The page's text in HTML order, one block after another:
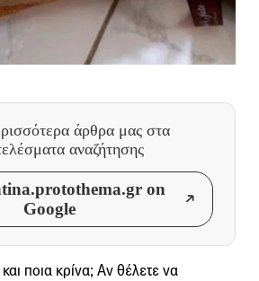
άρθρα μας στα
αναζήτησης
on
Google
ποια κρίνα; Αν θέλετε να